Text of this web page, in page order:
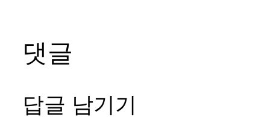
댓글
답글 남기기